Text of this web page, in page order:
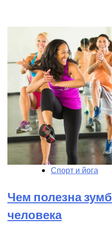
Спорт и йога
Чем полезна
человека